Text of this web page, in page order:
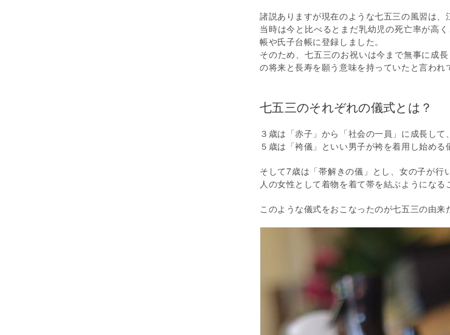
諸説ありますが現在のような七五三の風習は、
当時は今と比べるとまだ乳幼児の死亡率が高
帳や氏子台帳に登録しました。
そのため、七五三のお祝いは今まで無事に成
の将来と長寿を願う意味を持っていたと言われ
七五三のそれぞれの儀式とは？
３歳は「赤子」から「社会の一員」に成長して
５歳は「袴儀」といい男子が袴を着用し始める
そして7歳は「帯解きの儀」とし、女の子が行
人の女性として着物を着て帯を結ぶようになる
このような儀式をおこなったのが七五三の由来